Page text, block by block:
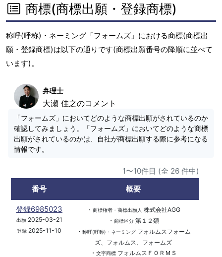
商標(商標出願・登録商標)
称呼(呼称)・ネーミング「フォームズ」における商標(商標出
願・登録商標)は以下の通りです(商標出願番号の降順に並べて
います)。
弁理士
大瀬 佳之のコメント
「フォームズ」においてどのような商標出願がされているのか
確認してみましょう。「フォームズ」においてどのような商標
出願がされているのかは、自社が商標出願する際に参考になる
情報です。
1〜10件目 (全 26 件中)
番号
概要
登録6985023
出願2025-03-21
登録 2025-11-10
・ 商標権者・商標出願人 株式会社AGG
・ 商標区分第１２類
・ 称呼(呼称)・ネーミングフォルムスフォーム
ズ、フォルムス、フォームズ
・ 文字商標フォルムスＦＯＲＭＳ